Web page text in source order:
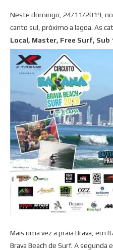
Neste domingo, 24/11/2019, no
canto sul, próximo a lagoa. As
Local, Master, Free Surf, Sub
Mais uma vez a praia Brava, em
Brava Beach de Surf. A segunda